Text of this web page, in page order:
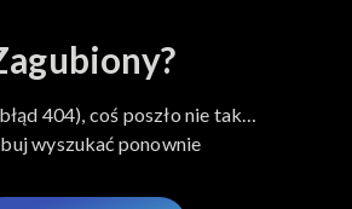
404), coś poszło nie tak…
wyszukać ponownie